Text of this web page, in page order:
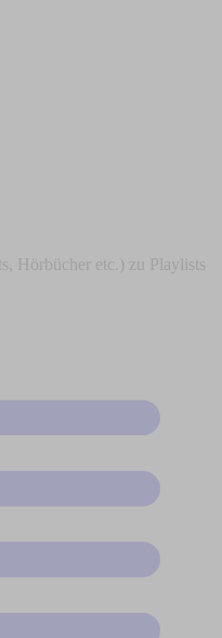
Hörbücher etc.) zu Playlists